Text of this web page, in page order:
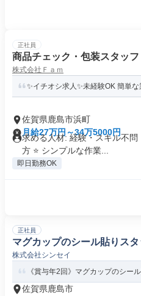
正社員
商品チェック・包装スタッフ
株式会社Ｆａｍ
✨イチオシ求人✨未経験OK 簡単
佐賀県鹿島市浜町
月給27万円～34万5000円
求める人材: 経験・スキル不問
方 ⭐ シンプルな作業...
即日勤務OK
正社員
マグカップのシール貼りスタ
株式会社シンセイ
《賞与年2回》マグカップのシー
佐賀県鹿島市